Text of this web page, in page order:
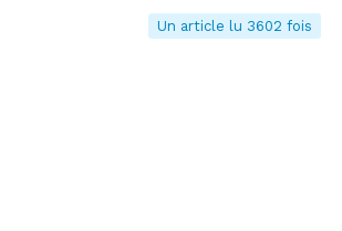
Un article lu 3602 fois